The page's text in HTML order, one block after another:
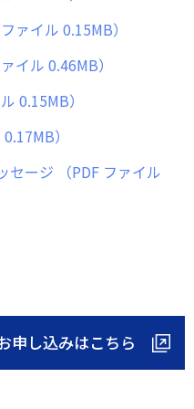
ァイル 0.15MB）
イル 0.46MB）
0.15MB）
）
セージ （PDF ファイル
申し込みはこちら